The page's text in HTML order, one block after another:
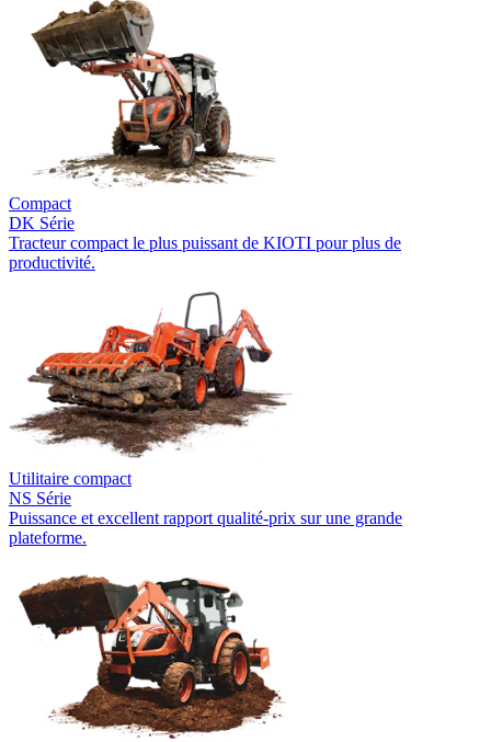
Compact
DK Série
Tracteur compact le plus puissant de KIOTI pour plus de
productivité.
Utilitaire compact
NS Série
Puissance et excellent rapport qualité-prix sur une grande
plateforme.